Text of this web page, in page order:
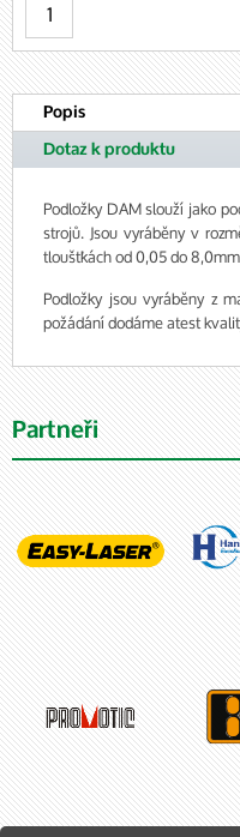
Popis
Dotaz k produktu
Podložky DAM slouží jako
strojů. Jsou vyráběny v
tloušťkách od 0,05 do
Podložky jsou vyráběny z
požádání dodáme atest
Partneři